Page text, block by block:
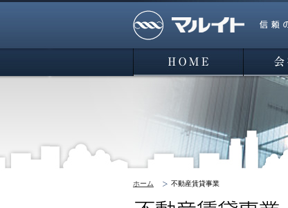
会社概要
ホーム 不動産賃貸事業